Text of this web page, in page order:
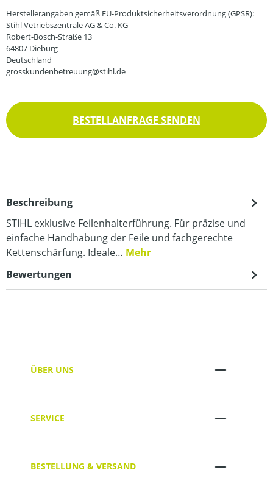
Herstellerangaben gemäß EU-Produktsicherheitsverordnung (GPSR):
Stihl Vetriebszentrale AG & Co. KG
Robert-Bosch-Straße 13
64807 Dieburg
Deutschland
grosskundenbetreuung@stihl.de
BESTELLANFRAGE SENDEN
Beschreibung
STIHL exklusive Feilenhalterführung. Für präzise und
einfache Handhabung der Feile und fachgerechte
Kettenschärfung. Ideale… Mehr
Bewertungen
ÜBER UNS
SERVICE
BESTELLUNG & VERSAND